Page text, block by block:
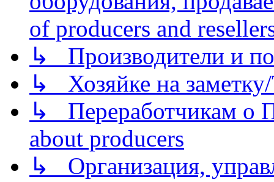
of producers and
↳ Производители и
↳ Хозяйке на
↳ Переработчикам о
about producers
↳ Организация,